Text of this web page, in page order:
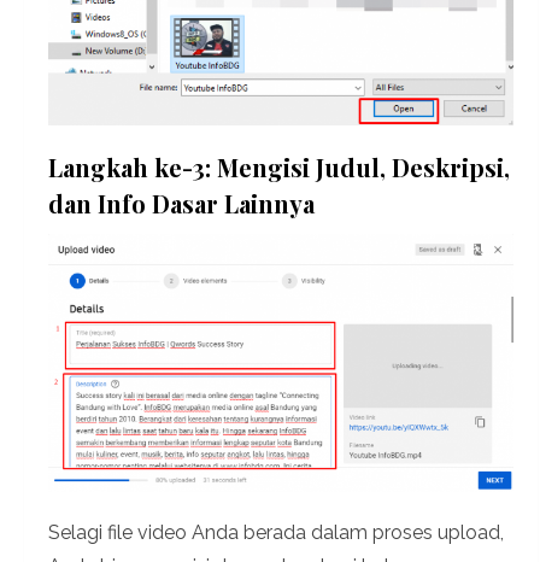
Langkah ke-3: Mengisi Judul, Deskripsi,
dan Info Dasar Lainnya
Selagi file video Anda berada dalam proses upload,